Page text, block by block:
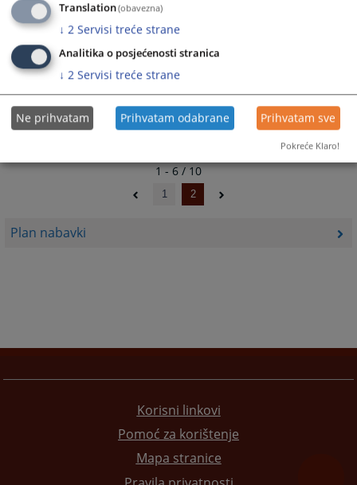
Plan nabavki
shortcuts
for
changing
dates.
shortcuts
for
changing
Plan javnih nabavki Okružnog suda u Trebinju za 2022.
godinu
1 - 6 / 10
1 2
Korisni linkovi
Pomoć za korištenje
Mapa stranice
Translation(obavezna)
↓ 2 Servisi treće strane
Analitika o posjećenosti stranica
↓ 2 Servisi treće strane
Ne prihvatam Prihvatam odabrane Prihvatam sve
Pokreće Klaro!